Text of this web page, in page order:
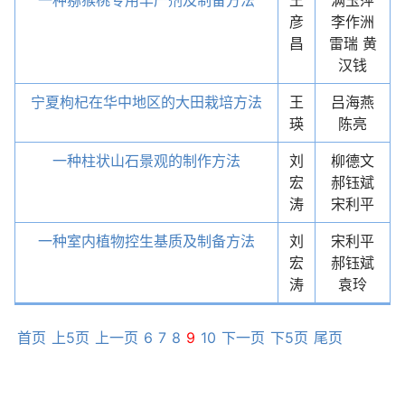
彦
昌
李作洲
雷瑞 黄
汉钱
宁夏枸杞在华中地区的大田栽培方法
王
瑛
吕海燕
陈亮
一种柱状山石景观的制作方法
刘
宏
涛
柳德文
郝钰斌
宋利平
一种室内植物控生基质及制备方法
刘
宏
涛
宋利平
郝钰斌
袁玲
首页 上5页 上一页 6 7 8 9 10 下一页 下5页 尾页